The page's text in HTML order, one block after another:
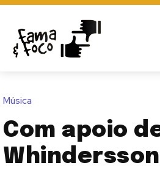
Música
Com apoio